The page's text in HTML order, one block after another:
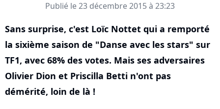
Publié le 23 décembre 2015 à 23:23
Sans surprise, c'est Loïc Nottet qui a remporté
la sixième saison de "Danse avec les stars" sur
TF1, avec 68% des votes. Mais ses adversaires
Olivier Dion et Priscilla Betti n'ont pas
démérité, loin de là !